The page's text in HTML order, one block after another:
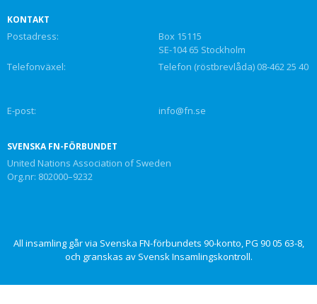
KONTAKT
Postadress:
Box 15115
SE-104 65 Stockholm
Telefonväxel:
Telefon (röstbrevlåda) 08-462 25 40
E-post: info@fn.se
SVENSKA FN-FÖRBUNDET
United Nations Association of Sweden
Org.nr: 802000–9232
All insamling går via Svenska FN-förbundets 90-konto, PG 90 05 63-8,
och granskas av Svensk Insamlingskontroll.